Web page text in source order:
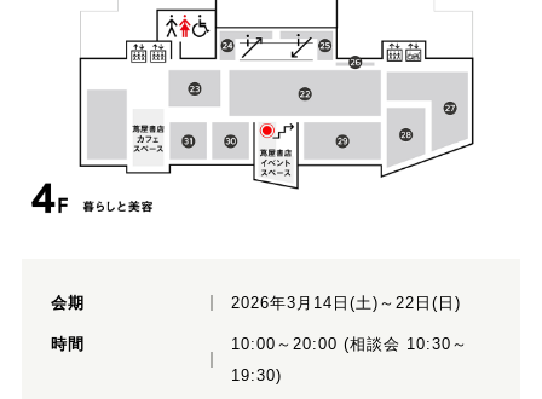
会期 2026年3月14日(土)～22日(日)
時間
10:00～20:00 (相談会 10:30～
19:30)